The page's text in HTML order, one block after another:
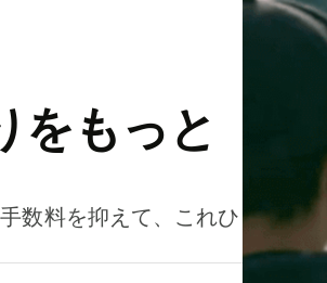
をもっと
数料を抑えて、これひ